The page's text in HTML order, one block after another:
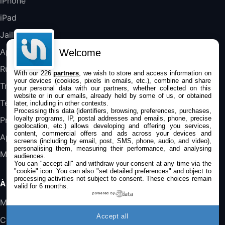
357,4€
Jeu FIFA 20 sur PC (code à télécharger)
45,98€57,99€Rue Du Commerce (Vendeur Tiers)
iPad
Jailbreak
Applications
Rumeurs
Trucs & astuces
Tests
Promos
Apple
Mac
À PROPOS
Mentions légales
Confidentialité
Welcome
With our 226partners , we wish to store and access information on
your devices (cookies, pixels in emails, etc.), combine and share
your personal data with our partners, whether collected on this
website or in our emails, already held by some of us, or obtained
later, including in other contexts.
Processing this data (identifiers, browsing, preferences, purchases,
loyalty programs, IP, postal addresses and emails, phone, precise
geolocation, etc.) allows developing and offering you services,
content, commercial offers and ads across your devices and
screens (including by email, post, SMS, phone, audio, and video),
personalising them, measuring their performance, and analysing
audiences.
You can "accept all" and withdraw your consent at any time via the
"cookie" icon. You can also "set detailed preferences" and object to
processing activities not subject to consent. These choices remain
valid for 6 months.
powered by
Accept all